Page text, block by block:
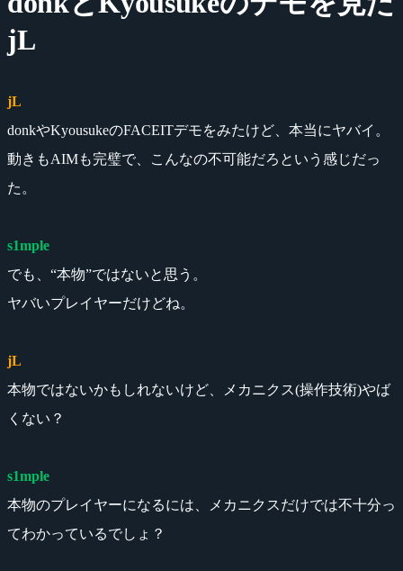
jL
jL
donkやKyousukeのFACEITデモをみたけど、本当にヤバイ。
動きもAIMも完璧で、こんなの不可能だろという感じだっ
た。
s1mple
でも、“本物”ではないと思う。
ヤバいプレイヤーだけどね。
jL
本物ではないかもしれないけど、メカニクス(操作技術)やば
くない？
s1mple
本物のプレイヤーになるには、メカニクスだけでは不十分っ
てわかっているでしょ？